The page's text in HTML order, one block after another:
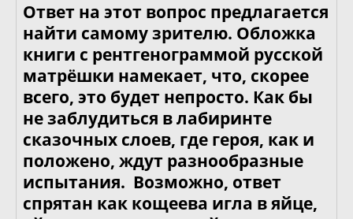
Ответ на этот вопрос предлагается
найти самому зрителю. Обложка
книги с рентгенограммой русской
матрёшки намекает, что, скорее
всего, это будет непросто. Как бы
не заблудиться в лабиринте
сказочных слоев, где героя, как и
положено, ждут разнообразные
испытания. Возможно, ответ
спрятан как кощеева игла в яйце,